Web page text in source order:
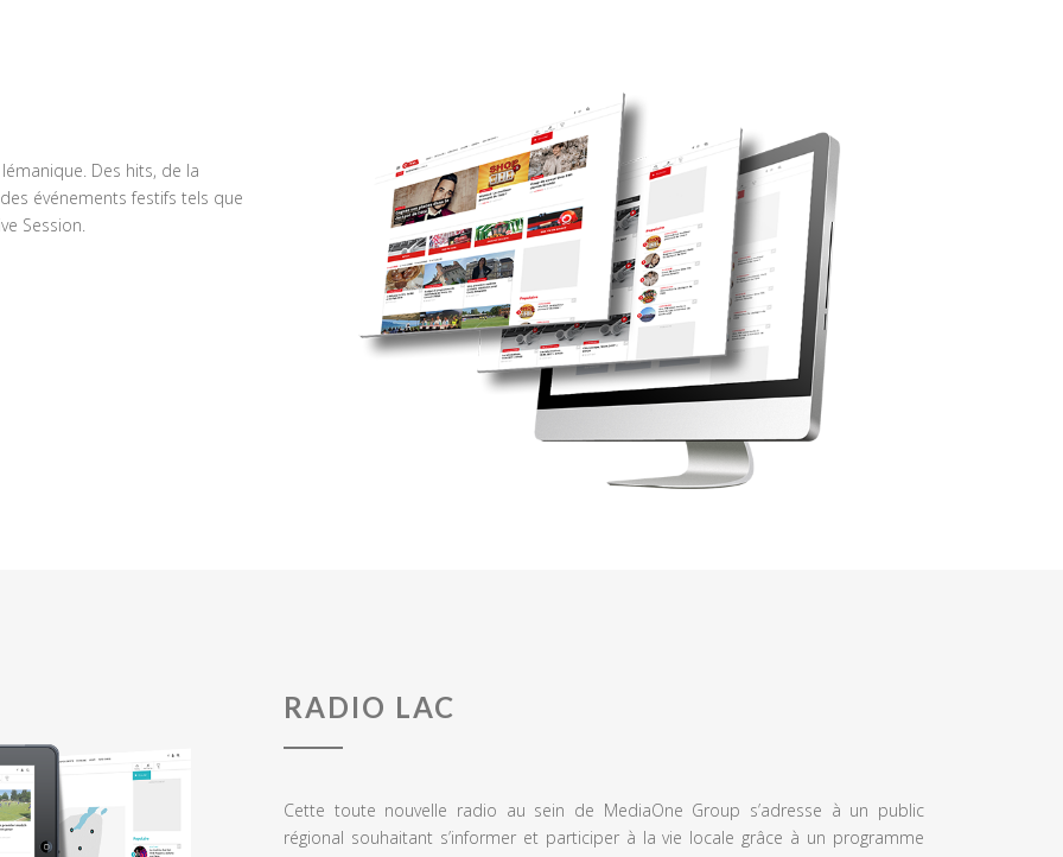
Des hits, de la
événements festifs tels que
Session.
RADIO LAC
Cette toute nouvelle radio au sein de MediaOne Group s’adresse à un public
régional souhaitant s’informer et participer à la vie locale grâce à un programme